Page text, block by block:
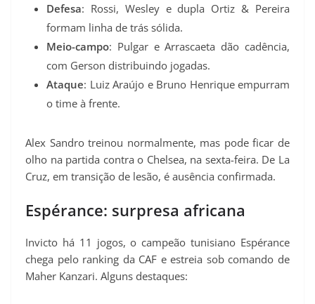
Defesa: Rossi, Wesley e dupla Ortiz & Pereira
formam linha de trás sólida.
Meio-campo: Pulgar e Arrascaeta dão cadência,
com Gerson distribuindo jogadas.
Ataque: Luiz Araújo e Bruno Henrique empurram
o time à frente.
Alex Sandro treinou normalmente, mas pode ficar de
olho na partida contra o Chelsea, na sexta-feira. De La
Cruz, em transição de lesão, é ausência confirmada.
Espérance: surpresa africana
Invicto há 11 jogos, o campeão tunisiano Espérance
chega pelo ranking da CAF e estreia sob comando de
Maher Kanzari. Alguns destaques: